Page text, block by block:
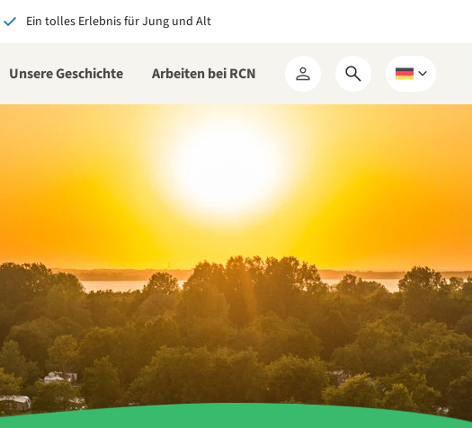
Ein tolles Erlebnis für Jung und Alt
Unsere Geschichte Arbeiten bei RCN
Mein
RCN
Suchformular
öffnen
Wählen
Sie